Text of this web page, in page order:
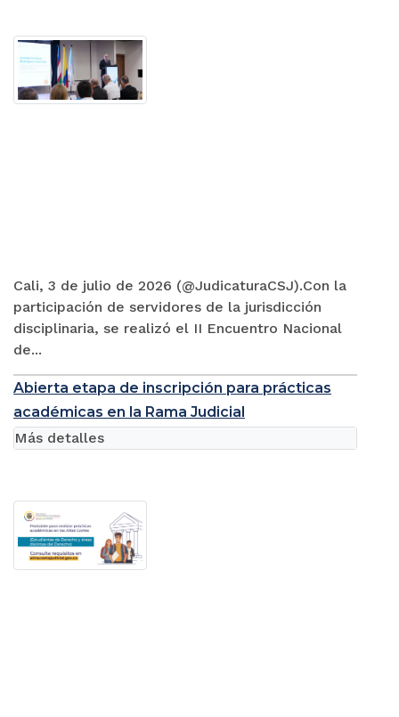
Cali, 3 de julio de 2026 (@JudicaturaCSJ).Con la
participación de servidores de la jurisdicción
disciplinaria, se realizó el II Encuentro Nacional
de...
Abierta etapa de inscripción para prácticas
académicas en la Rama Judicial
Más detalles